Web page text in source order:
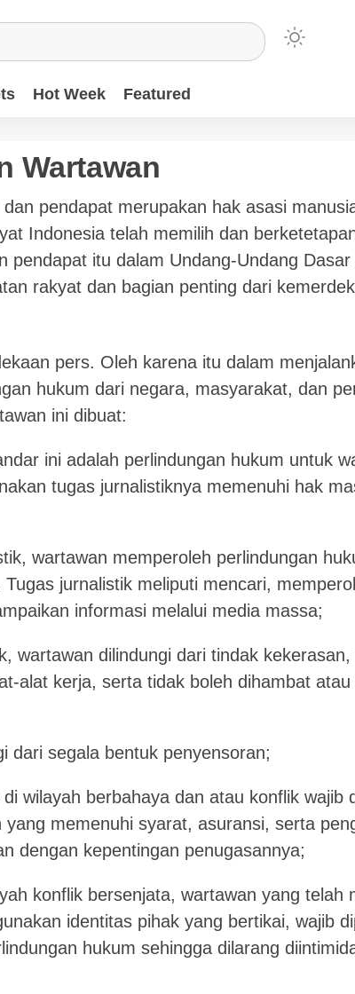
Hot Week Featured
Wartawan
pendapat merupakan hak asasi
Indonesia telah memilih dan
pendapat itu dalam Undang-Undang
rakyat dan bagian penting dari
pers. Oleh karena itu dalam
hukum dari negara, masyarakat, dan
ini dibuat:
ini adalah perlindungan hukum untuk
tugas jurnalistiknya memenuhi hak
wartawan memperoleh perlindungan
jurnalistik meliputi mencari,
informasi melalui media massa;
wartawan dilindungi dari tindak kekerasan,
alat kerja, serta tidak boleh dihambat
dari segala bentuk penyensoran;
wilayah berbahaya dan atau konflik wajib
memenuhi syarat, asuransi, serta
dengan kepentingan penugasannya;
konflik bersenjata, wartawan yang telah
identitas pihak yang bertikai, wajib
hukum sehingga dilarang